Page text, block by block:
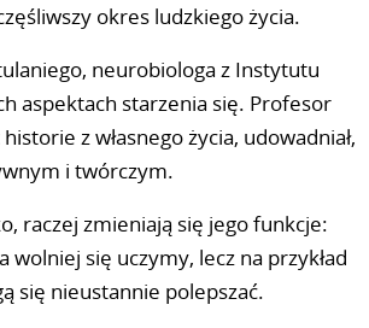
okres ludzkiego życia.
neurobiologa z Instytutu
aspektach starzenia się. Profesor
z własnego życia, udowadniał,
i twórczym.
raczej zmieniają się jego funkcje:
się uczymy, lecz na przykład
się nieustannie polepszać.